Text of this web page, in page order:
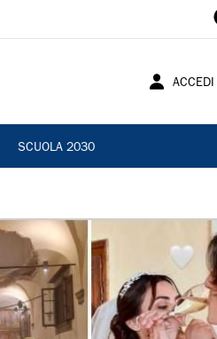
ACCEDI
SCUOLA 2030